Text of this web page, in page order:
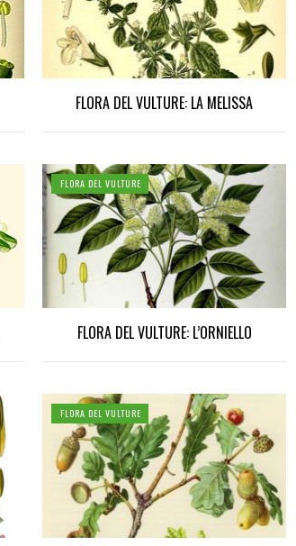
FLORA DEL VULTURE: LA MELISSA
FLORA DEL VULTURE
FLORA DEL VULTURE: L’ORNIELLO
FLORA DEL VULTURE